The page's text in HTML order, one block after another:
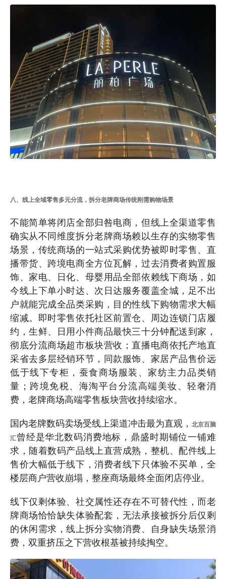
八、线上全域零售多元分流，拆分老牌商场传统刚需购物场景
不能简单将闭店全部归咎电商，但线上全渠道零售
确实从不同维度拆分老牌商场赖以生存的实物零售
场景，传统商场的一站式采购优势被即时零售、直
播带货、跨境电商全方位瓦解，过去消费者购置服
饰、家电、日化、母婴用品全部依赖线下商场，如
今线上下单小时达、次日达服务覆盖全城，足不出
户就能完成全品类采购，目的性线下购物需求大幅
缩减。即时零售依托社区前置仓、周边连锁门店履
约，生鲜、日用小件商品最快三十分钟配送到家，
彻底分流商场超市板块营收；直播电商依托产地直
采省去多层经销环节，同款服饰、家居产品售价远
低于线下专柜，蚕食商场服装、家纺主力品类销
量；跨境免税、海淘平台分流高端美妆、轻奢消
费，老牌商场高端零售板块营收持续缩水。
国内老牌数码卖场受线上渠道冲击最为直观， 北京百脑
汇曾经是华北数码消费地标，鼎盛时期铺位一铺难
求，随着数码产品线上直营成熟，整机、配件线上
售价大幅低于线下，消费者线下只体验不买单，全
楼层商户营收崩塌，整座商场最终全面闭店停业。
线下仅剩体验、社交属性还存在不可替代性，而老
牌商场恰恰缺失体验配套，无法承接被拆分后仅剩
的休闲需求，线上拆分实物消费、自身缺失场景消
费，双重挤压之下营收根基被持续掏空。